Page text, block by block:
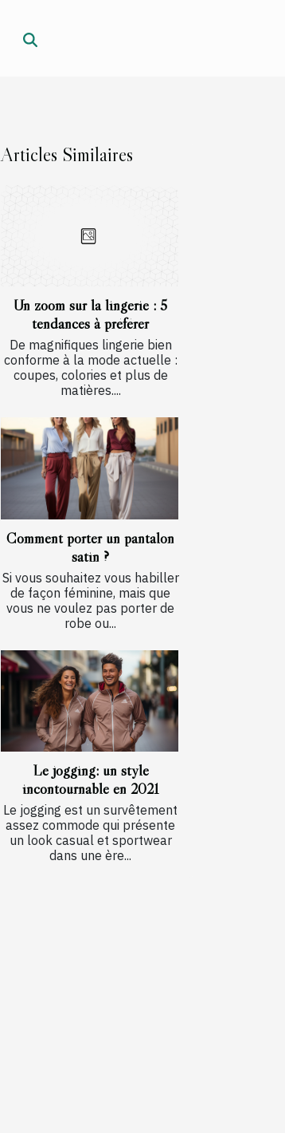
Articles Similaires
Un zoom sur la lingerie : 5
tendances à préférer
De magnifiques lingerie bien
conforme à la mode actuelle :
coupes, colories et plus de
matières....
Comment porter un pantalon
satin ?
Si vous souhaitez vous habiller
de façon féminine, mais que
vous ne voulez pas porter de
robe ou...
Le jogging: un style
incontournable en 2021
Le jogging est un survêtement
assez commode qui présente
un look casual et sportwear
dans une ère...